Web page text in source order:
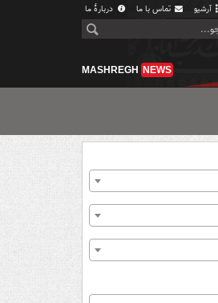
آرشیو تماس با ما دربارهٔ ما
MASHREGH NEWS